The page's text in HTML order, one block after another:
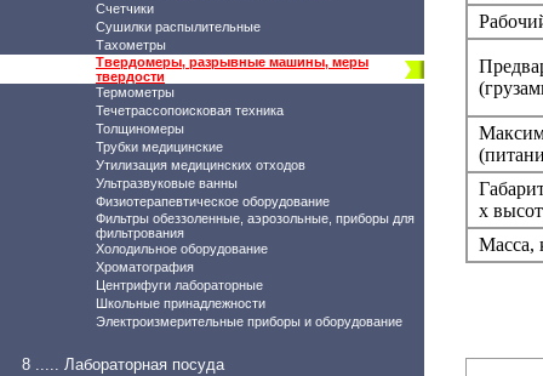
Счетчики
Сушилки распылительные
Тахометры
Твердомеры, разрывные машины, меры
твердости
Термометры
Течетрассопоисковая техника
Толщиномеры
Трубки медицинские
Утилизация медицинских отходов
Ультразвуковые ванны
Физиотерапевтическое оборудование
Фильтры обеззоленные, аэрозольные, приборы для
фильтрования
Холодильное оборудование
Хроматография
Центрифуги лабораторные
Школьные принадлежности
Электроизмерительные приборы и оборудование
8 ..... Лабораторная посуда
х
Масса,